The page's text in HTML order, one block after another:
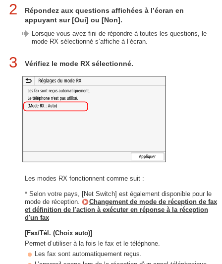
2
Répondez aux questions affichées à l’écran en
appuyant sur [Oui] ou [Non].
Lorsque vous avez fini de répondre à toutes les questions, le
mode RX sélectionné s’affiche à l’écran.
3 Vérifiez le mode RX sélectionné.
Les modes RX fonctionnent comme suit :
* Selon votre pays, [Net Switch] est également disponible pour le
mode de réception.
Changement de mode de réception de fax
et définition de l'action à exécuter en réponse à la réception
d'un fax
[Fax/Tél. (Choix auto)]
Permet d’utiliser à la fois le fax et le téléphone.
Les fax sont automatiquement reçus.